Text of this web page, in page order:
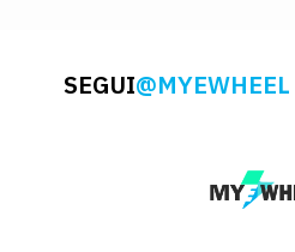
SEGUI@MYEWHEEL